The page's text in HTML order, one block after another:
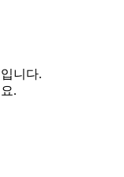
니다.
.